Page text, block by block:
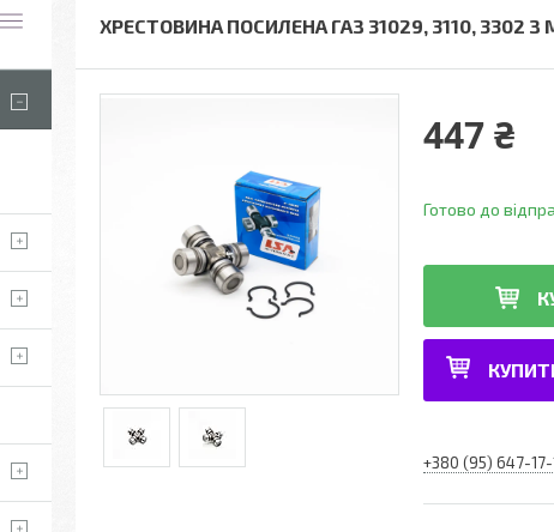
ХРЕСТОВИНА ПОСИЛЕНА ГАЗ 31029, 3110, 3302
447 ₴
Готово до
+380 (95) 647-17-